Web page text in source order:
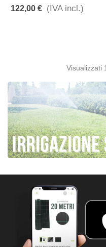
122,00 € (IVA incl.)
Visualizzati